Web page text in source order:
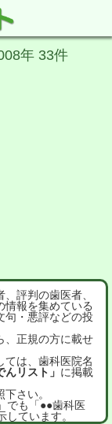
年 33件
評判の歯医者、
情報を集めている
句・悪評などの投
、正規の方に載せ
は、歯科医院名
んリスト」 に掲載
下さい。
でも「●●歯科医
ています。